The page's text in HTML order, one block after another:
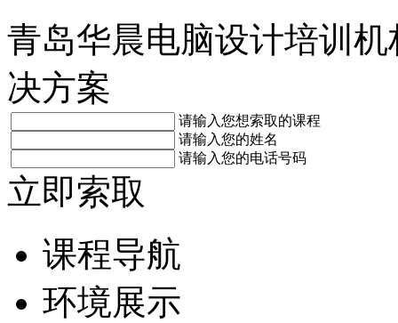
青岛华晨电脑设计培训
决方案
请输入您想索取的课程
请输入您的姓名
请输入您的电话号码
立即索取
课程导航
环境展示